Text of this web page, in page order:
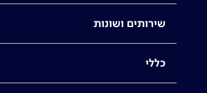
שירותים ושונות
כללי